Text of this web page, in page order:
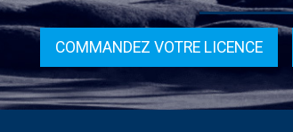
COMMANDEZ VOTRE LICENCE